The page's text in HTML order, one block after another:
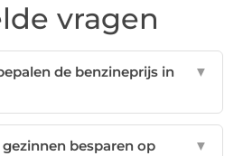
vragen
de benzineprijs in
▼
besparen op
▼